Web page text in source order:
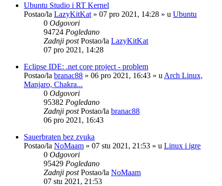
Ubuntu Studio i RT Kernel
Postao/la LazyKitKat » 07 pro 2021, 14:28 » u Ubuntu
0 Odgovori
94724 Pogledano
Zadnji postPostao/la LazyKitKat
07 pro 2021, 14:28
Eclipse IDE: .net core project - problem
Postao/la branac88 » 06 pro 2021, 16:43 » u Arch Linux,
Manjaro, Chakra...
0 Odgovori
95382 Pogledano
Zadnji postPostao/la branac88
06 pro 2021, 16:43
Sauerbraten bez zvuka
Postao/la NoMaam » 07 stu 2021, 21:53 » u Linux i igre
0 Odgovori
95429 Pogledano
Zadnji postPostao/la NoMaam
07 stu 2021, 21:53